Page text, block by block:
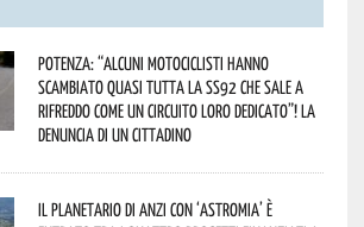
Potenza: “alcuni motociclisti hanno
scambiato quasi tutta la SS92 che sale a
Rifreddo come un circuito loro dedicato”! La
denuncia di un cittadino
Il Planetario di Anzi con ‘Astromia’ è